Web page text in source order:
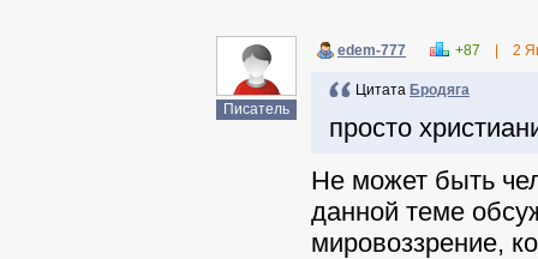
Писатель
edem-777 +87 2
Цитата Бродяга
просто
Не может быть
данной теме
мировоззрение,